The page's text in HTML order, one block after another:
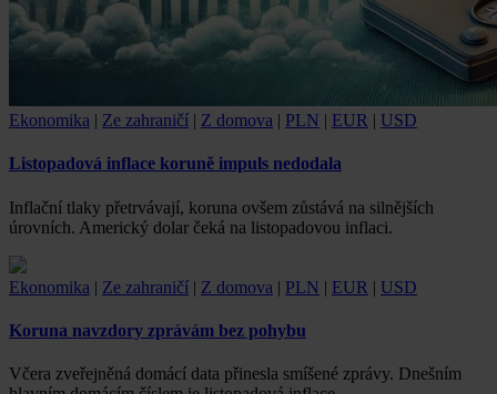
Ekonomika | Ze zahraničí | Z domova | PLN | EUR | USD
Listopadová inflace koruně impuls nedodala
Inflační tlaky přetrvávají, koruna ovšem zůstává na silnějších
úrovních. Americký dolar čeká na listopadovou inflaci.
Ekonomika | Ze zahraničí | Z domova | PLN | EUR | USD
Koruna navzdory zprávám bez pohybu
Včera zveřejněná domácí data přinesla smíšené zprávy. Dnešním